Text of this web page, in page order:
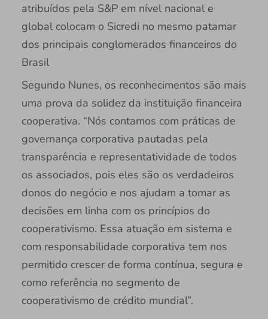
atribuídos pela S&P em nível nacional e
global colocam o Sicredi no mesmo patamar
dos principais conglomerados financeiros do
Brasil
Segundo Nunes, os reconhecimentos são mais
uma prova da solidez da instituição financeira
cooperativa. “Nós contamos com práticas de
governança corporativa pautadas pela
transparência e representatividade de todos
os associados, pois eles são os verdadeiros
donos do negócio e nos ajudam a tomar as
decisões em linha com os princípios do
cooperativismo. Essa atuação em sistema e
com responsabilidade corporativa tem nos
permitido crescer de forma contínua, segura e
como referência no segmento de
cooperativismo de crédito mundial”.